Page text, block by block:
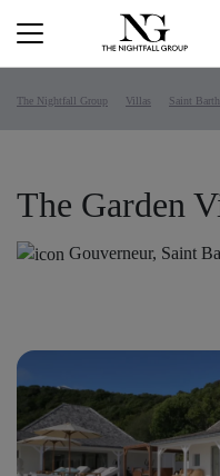
The Nightfall Group Villas Saint
The Garden
Gouverneur, Saint